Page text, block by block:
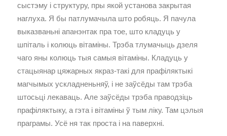
сыстэму і структуру, пры якой установа закрытая
наглуха. Я бы патлумачыла што робяць. Я пачула
выказваньні апанэнтак пра тое, што кладуць у
шпіталь і колюць вітаміны. Трэба тлумачыць дзеля
чаго яны колюць тыя самыя вітаміны. Кладуць у
стацыянар цяжарных якраз-такі для прафіляктыкі
магчымых ускладненьняў, і не заўсёды там трэба
штосьці лекаваць. Але заўсёды трэба праводзіць
прафіляктыку, а гэта і вітаміны ў тым ліку. Там цэлыя
праграмы. Усё ня так проста і на паверхні.